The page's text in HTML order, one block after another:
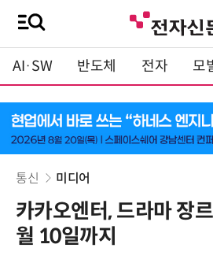
AI·SW 반도체 전자 모
통신 미디어
카카오엔터, 드라마 장
월 10일까지